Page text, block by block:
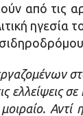
από τις
ελλείψεις
Αντί η